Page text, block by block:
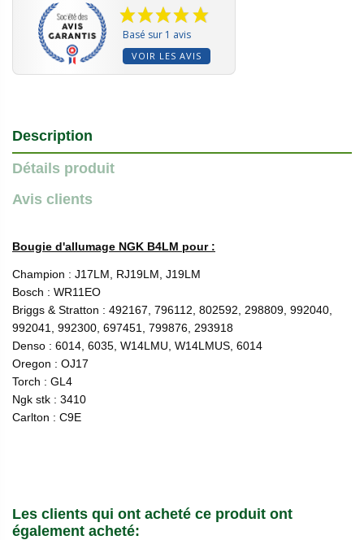
Basé sur 1 avis
VOIR LES AVIS
Description
Détails produit
Avis clients
Bougie d'allumage NGK B4LM pour :
Champion : J17LM, RJ19LM, J19LM
Bosch : WR11EO
Briggs & Stratton : 492167, 796112, 802592, 298809, 992040,
992041, 992300, 697451, 799876, 293918
Denso : 6014, 6035, W14LMU, W14LMUS, 6014
Oregon : OJ17
Torch : GL4
Ngk stk : 3410
Carlton : C9E
Les clients qui ont acheté ce produit ont
également acheté: